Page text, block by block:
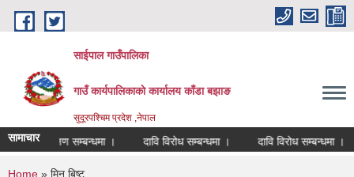
Skip to main content
साईपाल गाउँपालिका
गाउँ कार्यपालिकाकाे कार्यालय काँडा बझाङ
सुदूरपश्चिम प्रदेश ,नेपाल
सामाचार
लेखापरीक्षण सम्बन्धमा । दावि विरोध सम्बन्धमा । दावि विरोध सम्बन्धमा ।
Home » मिन बिष्ट